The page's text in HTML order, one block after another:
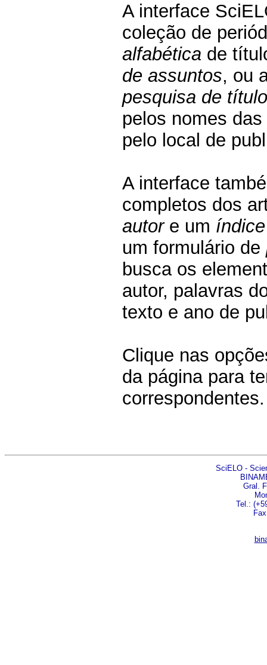
A interface
coleção de
alfabética de
de assuntos, ou
pesquisa de
pelos nomes
pelo local de
A interface
completos dos
autore um
um formulário de
busca os
autor, palavras
texto e ano de
Clique nas
da página para
correspondentes.
SciELO -
Gral.
Tel.: